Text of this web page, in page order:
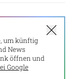
um künftig
News
öffnen und
Google